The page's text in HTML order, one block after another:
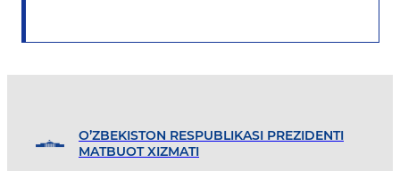
O’ZBEKISTON RESPUBLIKASI PREZIDENTI
MATBUOT XIZMATI